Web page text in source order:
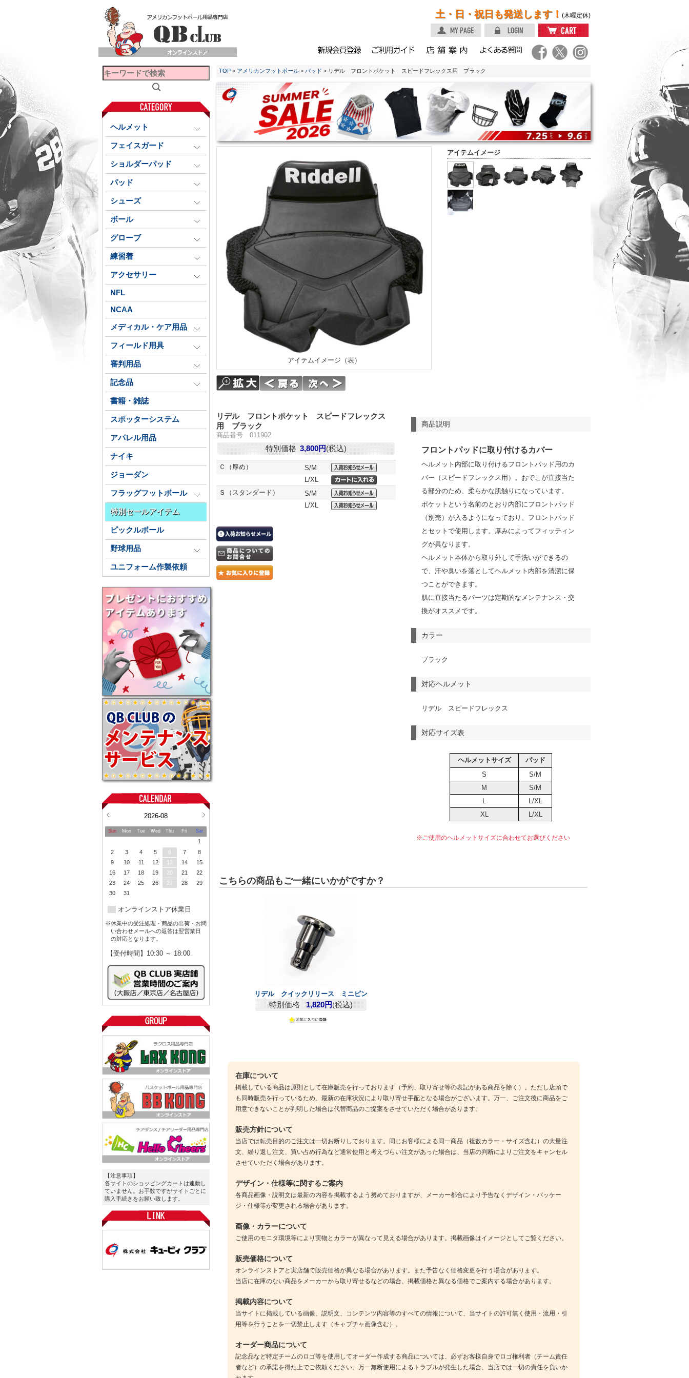
土・日・祝日も発送します！ (木曜定休)
ヘルメット
フェイスガード
ショルダーパッド
パッド
シューズ
ボール
グローブ
練習着
アクセサリー
NFL
NCAA
メディカル・ケア用品
フィールド用具
審判用品
記念品
書籍・雑誌
スポッターシステム
アパレル用品
ナイキ
ジョーダン
フラッグフットボール
特別セールアイテム
ピックルボール
野球用品
ユニフォーム作製依頼
2026-08
Sun Mon Tue Wed Thu Fri Sat
1
2
3 4 5 6 7
8
9
10 11 12 13 14
15
16
17 18 19 20 21
22
23
24 25 26 27 28
29
30
31
オンラインストア休業日
※休業中の受注処理・商品の出荷・お問
い合わせメールへの返答は翌営業日
の対応となります。
【受付時間】10:30 ～ 18:00
【注意事項】
各サイトのショッピングカートは連動し
ていません。お手数ですがサイトごとに
購入手続きをお願い致します。
TOP > アメリカンフットボール > パッド > リデル フロントポケット スピードフレックス用 ブラック
アイテムイメージ
アイテムイメージ（表）
商品説明
フロントパッドに取り付けるカバー
ヘルメット内部に取り付けるフロントパッド用のカ
バー（スピードフレックス用）。おでこが直接当た
る部分のため、柔らかな肌触りになっています。
ポケットという名前のとおり内部にフロントパッド
（別売）が入るようになっており、フロントパッド
とセットで使用します。厚みによってフィッティン
グが異なります。
ヘルメット本体から取り外して手洗いができるの
で、汗や臭いを落としてヘルメット内部を清潔に保
つことができます。
肌に直接当たるパーツは定期的なメンテナンス・交
換がオススメです。
カラー
ブラック
対応ヘルメット
リデル スピードフレックス
対応サイズ表
ヘルメットサイズ
パッド
S
S/M
M
S/M
L
L/XL
XL
L/XL
※ご使用のヘルメットサイズに合わせてお選びください
リデル フロントポケット スピードフレックス
用 ブラック
商品番号 011902
特別価格 3,800円(税込)
Ｃ（厚め）
S/M
L/XL
Ｓ（スタンダード）
S/M
L/XL
こちらの商品もご一緒にいかがですか？
リデル クイックリリース ミニピン
特別価格 1,820円(税込)
在庫について
掲載している商品は原則として在庫販売を行っております（予約、取り寄せ等の表記がある商品を除く）。ただし店頭で
も同時販売を行っているため、最新の在庫状況により取り寄せ手配となる場合がございます。万一、ご注文後に商品をご
用意できないことが判明した場合は代替商品のご提案をさせていただく場合があります。
販売方針について
当店では転売目的のご注文は一切お断りしております。同じお客様による同一商品（複数カラー・サイズ含む）の大量注
文、繰り返し注文、買い占め行為など通常使用と考えづらい注文があった場合は、当店の判断によりご注文をキャンセル
させていただく場合があります。
デザイン・仕様等に関するご案内
各商品画像・説明文は最新の内容を掲載するよう努めておりますが、メーカー都合により予告なくデザイン・パッケー
ジ・仕様等が変更される場合があります。
画像・カラーについて
ご使用のモニタ環境等により実物とカラーが異なって見える場合があります。掲載画像はイメージとしてご覧ください。
販売価格について
オンラインストアと実店舗で販売価格が異なる場合があります。また予告なく価格変更を行う場合があります。
当店に在庫のない商品をメーカーから取り寄せるなどの場合、掲載価格と異なる価格でご案内する場合があります。
掲載内容について
当サイトに掲載している画像、説明文、コンテンツ内容等のすべての情報について、当サイトの許可無く使用・流用・引
用等を行うことを一切禁止します（キャプチャ画像含む）。
オーダー商品について
記念品など特定チームのロゴ等を使用してオーダー作成する商品については、必ずお客様自身でロゴ権利者（チーム責任
者など）の承諾を得た上でご依頼ください。万一無断使用によるトラブルが発生した場合、当店では一切の責任を負いか